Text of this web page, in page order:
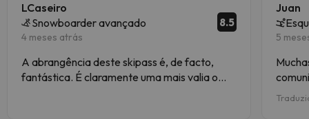
LCaseiro
Snowboarder avançado
4 meses atrás
8.5
A abrangência deste skipass é, de facto,
fantástica. É claramente uma mais valia o
Juan
5